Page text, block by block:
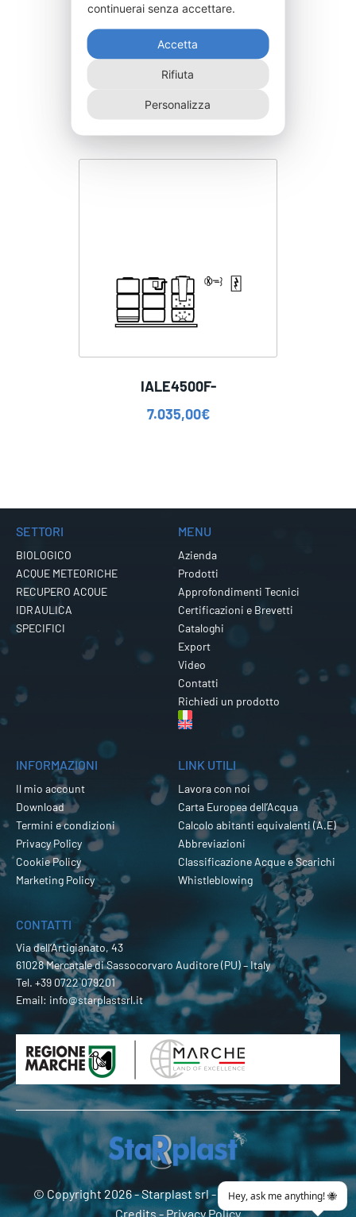
IALE3000F-
IALE4500F-
7.035,00€
SETTORI
BIOLOGICO
ACQUE METEORICHE
RECUPERO ACQUE
IDRAULICA
SPECIFICI
MENU
Azienda
Prodotti
Approfondimenti Tecnici
Certificazioni e Brevetti
Cataloghi
Export
Video
Contatti
Richiedi un prodotto
INFORMAZIONI
Il mio account
Download
Termini e condizioni
Privacy Policy
Cookie Policy
Marketing Policy
LINK UTILI
Lavora con noi
Carta Europea dell’Acqua
Calcolo abitanti equivalenti (A.E)
Abbreviazioni
Classificazione Acque e Scarichi
Whistleblowing
CONTATTI
Via dell’Artigianato, 43
61028 Mercatale di Sassocorvaro Auditore (PU) – Italy
Tel. +39 0722 079201
Email: info@starplastsrl.it
© Copyright 2026 -Starplast srl- P.Iva 02274180419 -
Credits -Privacy Policy
continuerai senza accettare.
Accetta
Rifiuta
Personalizza